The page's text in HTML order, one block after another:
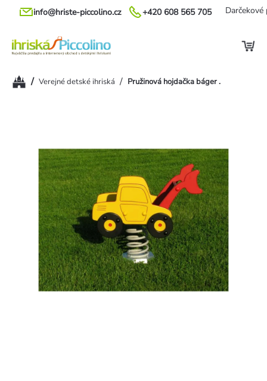
Prejsť
+420 608 565 705
info@hriste-piccolino.cz Darčekové
Domov
/ Verejné detské ihriská / Pružinová hojdačka báger .